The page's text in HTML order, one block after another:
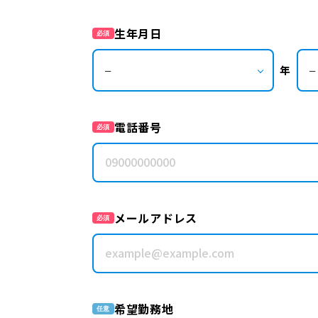
必須 生年月日
年
必須 電話番号
必須 メールアドレス
任意 希望勤務地